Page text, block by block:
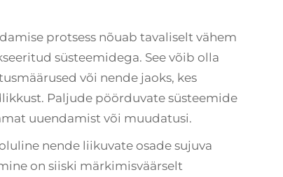
protsess nõuab tavaliselt vähem
süsteemidega. See võib olla
või nende jaoks, kes
Paljude pöörduvate süsteemide
uuendamist või muudatusi.
nende liikuvate osade sujuva
on siiski märkimisväärselt